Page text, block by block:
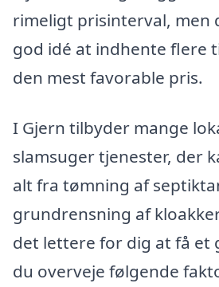
rimeligt prisinterval, men
god idé at indhente flere
den mest favorable pris.
I Gjern tilbyder mange
slamsuger tjenester, der
alt fra tømning af
grundrensning af
det lettere for dig at få et
du overveje følgende